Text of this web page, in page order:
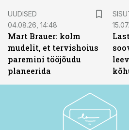
UUDISED
04.08.26, 14:48
Mart Brauer: kolm
mudelit, et tervishoius
paremini tööjõudu
planeerida